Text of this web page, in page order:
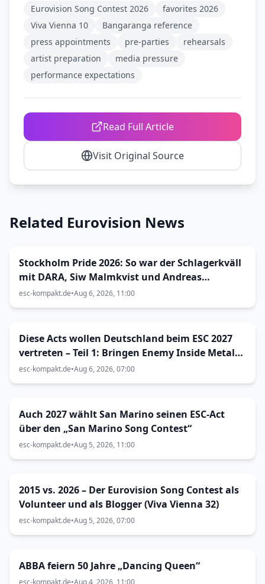
Eurovision Song Contest 2026
favorites 2026
Viva Vienna 10
Bangaranga reference
press appointments
pre-parties
rehearsals
artist preparation
media pressure
performance expectations
Read Full Article
Visit Original Source
Related Eurovision News
Stockholm Pride 2026: So war der Schlagerkväll
mit DARA, Siw Malmkvist und Andreas
Lundstedt
esc-kompakt.de•Aug 6, 2026, 11:00
Diese Acts wollen Deutschland beim ESC 2027
vertreten – Teil 1: Bringen Enemy Inside Metal
zum Vorentscheid?
esc-kompakt.de•Aug 6, 2026, 07:00
Auch 2027 wählt San Marino seinen ESC-Act
über den „San Marino Song Contest“
esc-kompakt.de•Aug 5, 2026, 11:00
2015 vs. 2026 – Der Eurovision Song Contest als
Volunteer und als Blogger (Viva Vienna 32)
esc-kompakt.de•Aug 5, 2026, 07:00
ABBA feiern 50 Jahre „Dancing Queen“
esc-kompakt.de•Aug 4, 2026, 11:00